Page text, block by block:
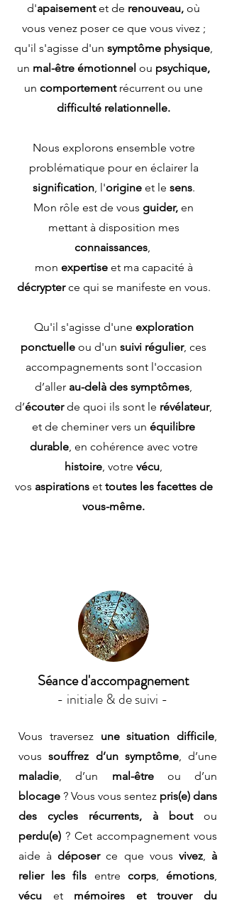
d'apaisementet de renouveau, où
vous venez poser ce que vous vivez ;
qu'il s'agisse d'un symptôme physique,
un mal-être émotionnel ou psychique,
un comportementrécurrent ou une
difficulté relationnelle.
Nous explorons ensemble votre
problématique pour en éclairer la
signification, l'origineet le sens.
Mon rôle est de vous guider, en
mettant à disposition mes
connaissances,
mon expertise et ma capacité à
décrypterce qui se manifeste en vous.
Qu'il s'agisse d'une exploration
ponctuelle ou d'un suivi régulier, ces
accompagnements sont l'occasion
d’aller au-delà des symptômes,
d’écouterde quoi ils sont le révélateur,
et de cheminer vers un équilibre
durable, en cohérence avec votre
histoire, votre vécu,
vos aspirations et toutes les facettes de
vous-même.
Séance d'accompagnement
- initiale & de suivi -
Vous traversez une situation difficile,
vous souffrez d’un symptôme, d’une
maladie, d’un mal-êtreou d’un
blocage ? Vous vous sentez pris(e) dans
des cycles récurrents, à bout ou
perdu(e) ? Cet accompagnement vous
aide àdéposerce que vous vivez, à
relier les fils entre corps,émotions,
vécu et mémoires et trouverdu